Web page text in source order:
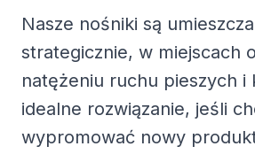
Nasze nośniki są
strategicznie, w miejscach
natężeniu ruchu pieszych i
idealne rozwiązanie, jeśli
wypromować nowy